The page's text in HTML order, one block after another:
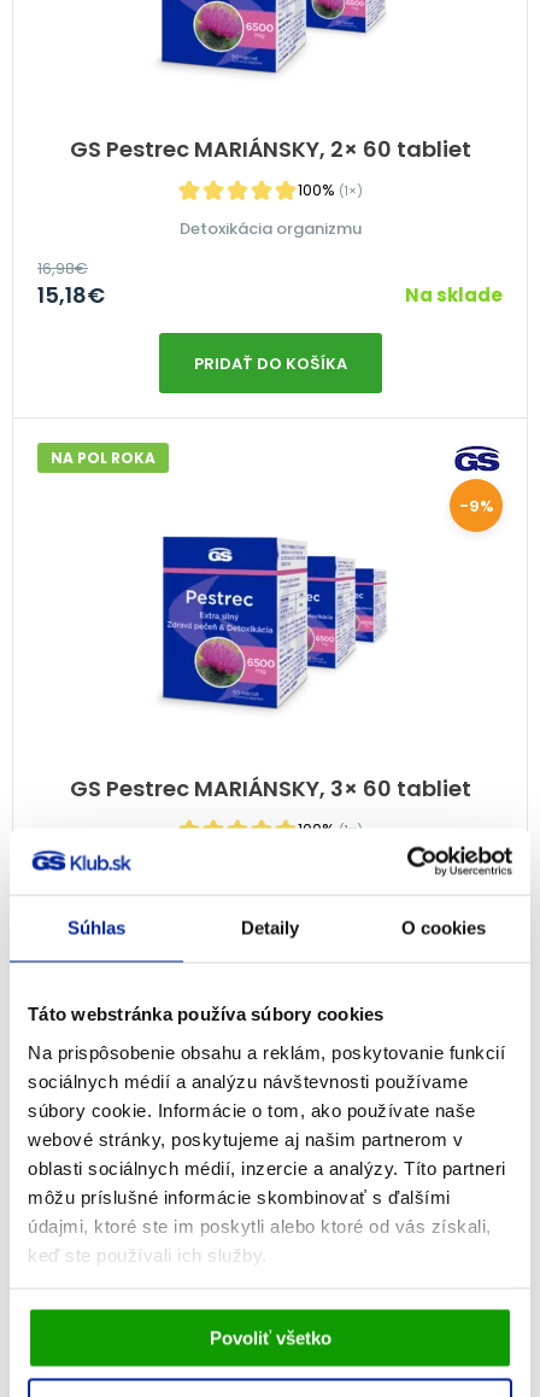
Súhlas Detaily O cookies
Táto webstránka používa súbory cookies
Na prispôsobenie obsahu a reklám, poskytovanie funkcií
sociálnych médií a analýzu návštevnosti používame
súbory cookie. Informácie o tom, ako používate naše
webové stránky, poskytujeme aj našim partnerom v
oblasti sociálnych médií, inzercie a analýzy. Títo partneri
môžu príslušné informácie skombinovať s ďalšími
údajmi, ktoré ste im poskytli alebo ktoré od vás získali,
keď ste používali ich služby.
Vami udelený súhlas bude uchovávaný po dobu jedného
roka. Zmenu nastavení Vami odsúhlasených cookies
môžete upraviť v časti stránkyInformácie o cookies.
Povoliť všetko
GS Pestrec MARIÁNSKY, 2× 60 tabliet
100% (1×)
Detoxikácia organizmu
16,98€
15,18€ Na sklade
PRIDAŤ DO KOŠÍKA
GS Pestrec MARIÁNSKY, 3× 60 tabliet
100% (1×)
NA POL ROKA
-9%
21,87€ Na sklade
PRIDAŤ DO KOŠÍKA
-6%